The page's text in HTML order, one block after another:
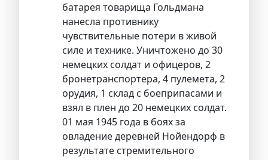
батарея товарища Гольдмана
нанесла противнику
чувствительные потери в живой
силе и технике. Уничтожено до 30
немецких солдат и офицеров, 2
бронетранспортера, 4 пулемета, 2
орудия, 1 склад с боеприпасами и
взял в плен до 20 немецких солдат.
01 мая 1945 года в боях за
овладение деревней Нойендорф в
результате стремительного